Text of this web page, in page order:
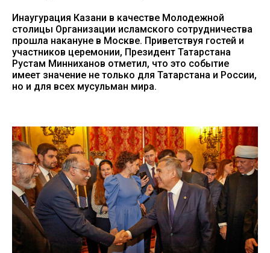
Инаугурация Казани в качестве Молодежной
столицы Организации исламского сотрудничества
прошла накануне в Москве. Приветствуя гостей и
участников церемонии, Президент Татарстана
Рустам Минниханов отметил, что это событие
имеет значение не только для Татарстана и России,
но и для всех мусульман мира.